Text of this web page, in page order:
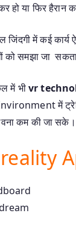
हो या फिर हैरान
जिंदगी में कई कार्य
को समझा जा
में भीvr
में
कम की जा सके।